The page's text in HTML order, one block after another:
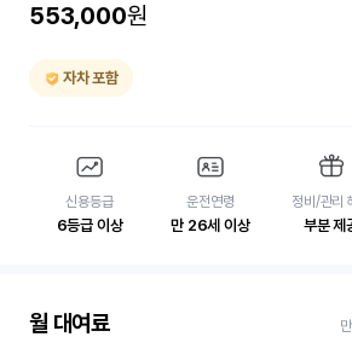
553,000원
자차 포함
신용등급
6등급 이상
운전연령
만 26세 이상
정비/관리
부분 제
월 대여료